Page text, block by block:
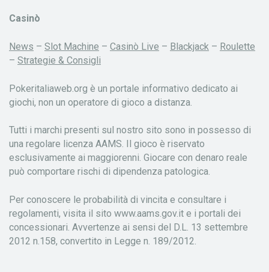
Casinò
News – Slot Machine – Casinò Live – Blackjack – Roulette
– Strategie & Consigli
Pokeritaliaweb.org è un portale informativo dedicato ai
giochi, non un operatore di gioco a distanza.
Tutti i marchi presenti sul nostro sito sono in possesso di
una regolare licenza AAMS. Il gioco è riservato
esclusivamente ai maggiorenni. Giocare con denaro reale
può comportare rischi di dipendenza patologica.
Per conoscere le probabilità di vincita e consultare i
regolamenti, visita il sito www.aams.gov.it e i portali dei
concessionari. Avvertenze ai sensi del D.L. 13 settembre
2012 n.158, convertito in Legge n. 189/2012.